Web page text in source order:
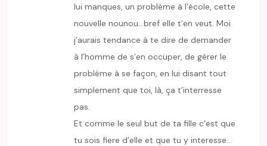
lui manques, un problème à l’école, cette
nouvelle nounou…bref elle t’en veut. Moi
j’aurais tendance à te dire de demander
à l’homme de s’en occuper, de gérer le
problème à se façon, en lui disant tout
simplement que toi, là, ça t’interresse
pas.
Et comme le seul but de ta fille c’est que
tu sois fiere d’elle et que tu y interesse…